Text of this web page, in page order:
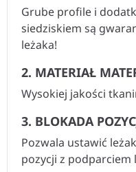
Grube profile i
siedziskiem są
leżaka!
2. MATERIAŁ
Wysokiej jakości
3. BLOKADA
Pozwala ustawić
pozycji z podparciem